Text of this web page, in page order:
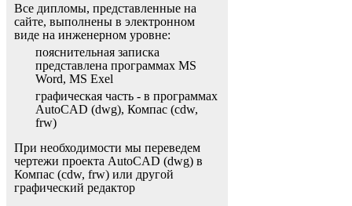
Все дипломы, представленные на
сайте, выполнены в электронном
виде на инженерном уровне:
пояснительная записка
представлена программах MS
Word, MS Exel
графическая часть - в программах
AutoCAD (dwg), Компас (cdw,
frw)
При необходимости мы переведем
чертежи проекта AutoCAD (dwg) в
Компас (cdw, frw) или другой
графический редактор